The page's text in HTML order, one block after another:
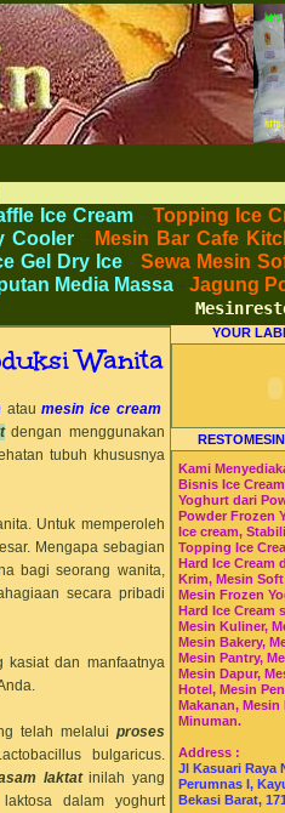
HI-WIN ICE CREAM
Menyajikan Makanan Minuman untuk Dapur Kuliner untuk
Cream Es Krim Gelato Frozen Yoghurt. Pusat Pelatihan dan
Jajanan Masakan Makanan Minuman Kue Roti Cake.
Ice Cream - Topping Ice
Cooler - Mesin Bar Cafe
Gel Dry Ice - Sewa Mesin
Media Massa - Jagung
Wanita
ataumesin ice cream
dengan menggunakan
tubuh khususnya
Untuk memperoleh
Mengapa sebagian
bagi seorang wanita,
secara pribadi
kasiat dan manfaatnya
telah melalui proses
bulgaricus.
laktatinilah yang
dalam yoghurt
YOUR
Kami
Bisnis Ice
Yoghurt dari
Powder Frozen
Ice cream,
Topping Ice
Hard Ice Cream
Krim, Mesin Soft
Mesin Frozen
Hard Ice Cream
Mesin Kuliner,
Mesin Bakery,
Mesin Pantry,
Mesin Dapur,
Hotel, Mesin
Makanan, Mesin
Minuman.
Address :
Jl Kasuari Raya
Perumnas I,
Bekasi Barat,